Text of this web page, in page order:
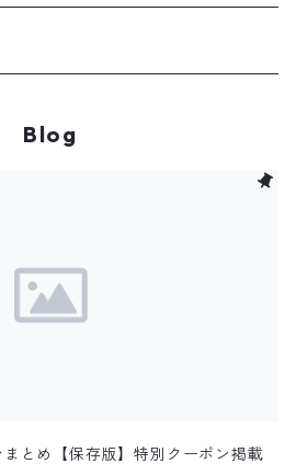
Blog
とめ【保存版】特別クーポン掲載